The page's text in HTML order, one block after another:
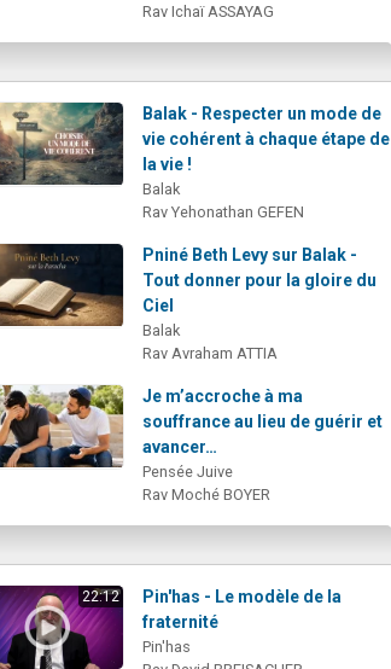
Rav Ichaï ASSAYAG
Balak - Respecter un mode de
vie cohérent à chaque étape de
la vie !
Balak
Rav Yehonathan GEFEN
Pniné Beth Levy sur Balak -
Tout donner pour la gloire du
Ciel
Balak
Rav Avraham ATTIA
Je m’accroche à ma
souffrance au lieu de guérir et
avancer…
Pensée Juive
Rav Moché BOYER
22:12
Pin'has - Le modèle de la
fraternité
Pin'has